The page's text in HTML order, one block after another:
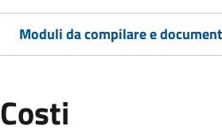
Moduli da compilare e
Costi